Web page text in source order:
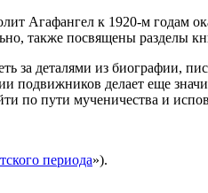
Агафангел к 1920-м годам
также посвящены разделы
за деталями из биографии,
делает еще
по пути мученичества и
периода»).